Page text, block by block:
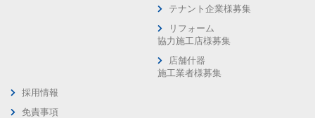
テナント企業様募集
リフォーム
協力施工店様募集
店舗什器
施工業者様募集
採用情報
免責事項